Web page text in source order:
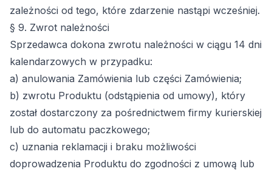
zależności od tego, które zdarzenie nastąpi wcześniej.
§ 9. Zwrot należności
Sprzedawca dokona zwrotu należności w ciągu 14 dni
kalendarzowych w przypadku:
a) anulowania Zamówienia lub części Zamówienia;
b) zwrotu Produktu (odstąpienia od umowy), który
został dostarczony za pośrednictwem firmy kurierskiej
lub do automatu paczkowego;
c) uznania reklamacji i braku możliwości
doprowadzenia Produktu do zgodności z umową lub